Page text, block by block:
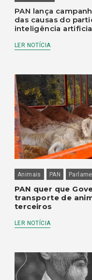
PAN lança
das causas do
inteligência
LER NOTÍCIA
Animais PAN
PAN quer que
transporte de
terceiros
LER NOTÍCIA